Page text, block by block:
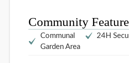
Community
Communal
Garden Area
24H